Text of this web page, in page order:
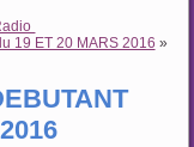
19 ET 20 MARS 2016 »